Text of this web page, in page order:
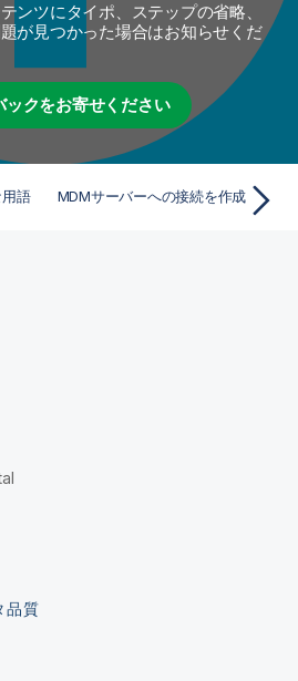
ンツにタイポ、ステップの省略、
が見つかった場合はお知らせくだ
ックをお寄せください
語 MDMサーバーへの接続を作成
品質